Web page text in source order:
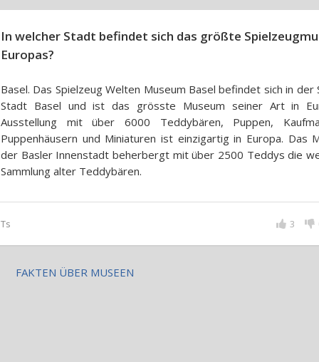
In welcher Stadt befindet sich das größte
Europas?
Basel. Das Spielzeug Welten Museum Basel befindet sich in der
Stadt Basel und ist das grösste Museum seiner Art in
Ausstellung mit über 6000 Teddybären, Puppen,
Puppenhäusern und Miniaturen ist einzigartig in Europa. Das
der Basler Innenstadt beherbergt mit über 2500 Teddys die
Sammlung alter Teddybären.
Ts 3
FAKTEN ÜBER MUSEEN